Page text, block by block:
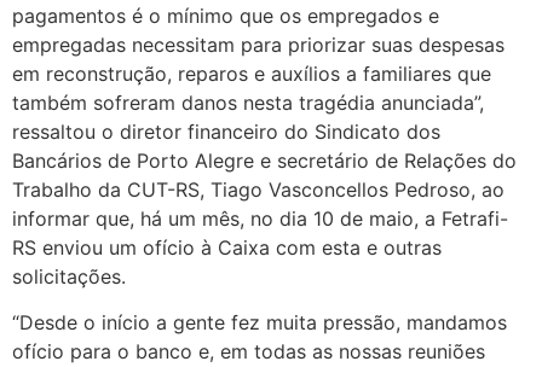
pagamentos é o mínimo que os empregados e
empregadas necessitam para priorizar suas despesas
em reconstrução, reparos e auxílios a familiares que
também sofreram danos nesta tragédia anunciada”,
ressaltou o diretor financeiro do Sindicato dos
Bancários de Porto Alegre e secretário de Relações do
Trabalho da CUT-RS, Tiago Vasconcellos Pedroso, ao
informar que, há um mês, no dia 10 de maio, a Fetrafi-
RS enviou um ofício à Caixa com esta e outras
solicitações.
“Desde o início a gente fez muita pressão, mandamos
ofício para o banco e, em todas as nossas reuniões